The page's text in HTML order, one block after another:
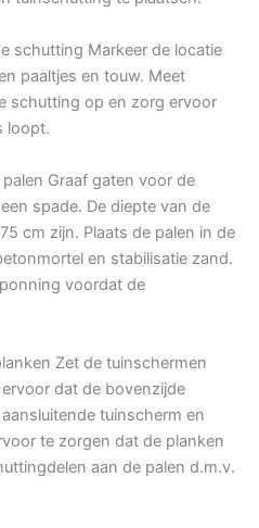
schutting Markeer de locatie
paaltjes en touw. Meet
schutting op en zorg ervoor
loopt.
Graaf gaten voor de
spade. De diepte van de
cm zijn. Plaats de palen in de
en stabilisatie zand.
voordat de
Zet de tuinschermen
dat de bovenzijde
tuinscherm en
te zorgen dat de planken
aan de palen d.m.v.